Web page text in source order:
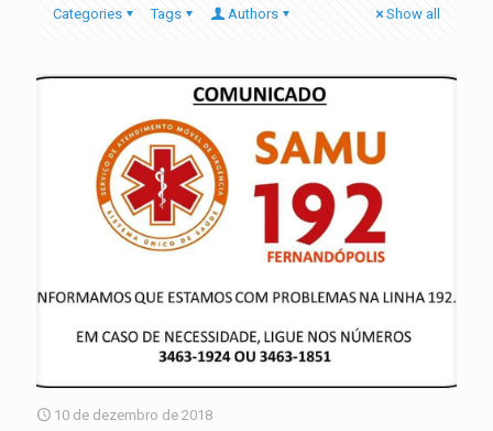
Categories Tags Authors Show all
10 de dezembro de 2018